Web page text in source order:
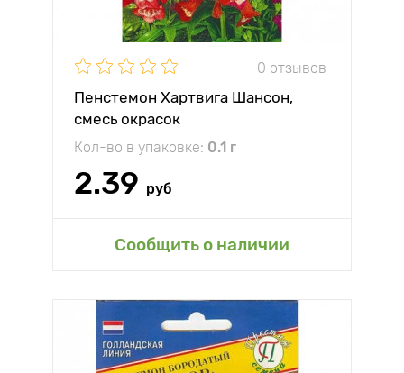
0 отзывов
Пенстемон Хартвига Шансон,
смесь окрасок
Кол-во в упаковке: 0.1 г
2.39 руб
Сообщить о наличии